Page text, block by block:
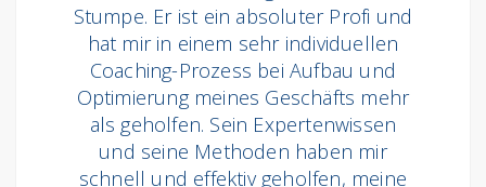
Stumpe. Er ist ein absoluter Profi und
hat mir in einem sehr individuellen
Coaching-Prozess bei Aufbau und
Optimierung meines Geschäfts mehr
als geholfen. Sein Expertenwissen
und seine Methoden haben mir
schnell und effektiv geholfen, meine